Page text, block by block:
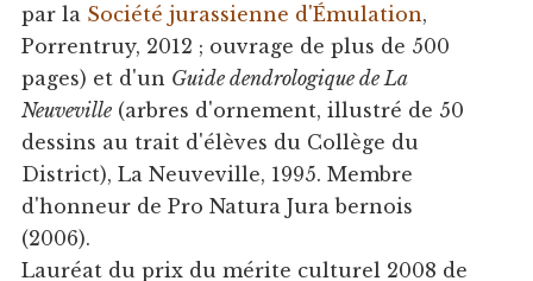
par la Société jurassienne d'Émulation,
Porrentruy, 2012 ; ouvrage de plus de 500
pages) et d'un Guide dendrologique de La
Neuveville(arbres d'ornement, illustré de 50
dessins au trait d'élèves du Collège du
District), La Neuveville, 1995. Membre
d'honneur de Pro Natura Jura bernois
(2006).
Lauréat du prix du mérite culturel 2008 de